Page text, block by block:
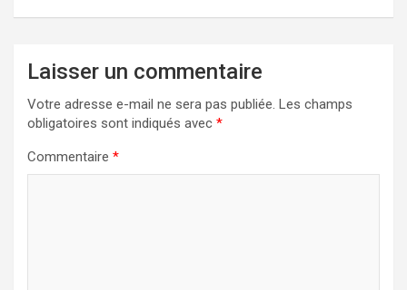
Laisser un commentaire
Votre adresse e-mail ne sera pas publiée. Les champs
obligatoires sont indiqués avec *
Commentaire *